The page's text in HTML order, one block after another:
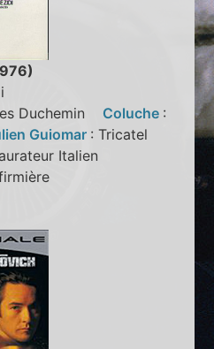
Duchemin Coluche :
Guiomar : Tricatel
Italien